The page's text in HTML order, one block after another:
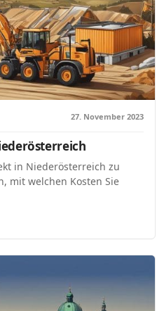
27. November 2023
in Niederösterreich zu
mit welchen Kosten Sie